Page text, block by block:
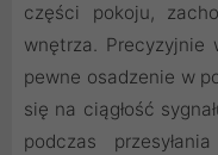
części pokoju,
wnętrza. Precyzyjnie
pewne osadzenie w
się na ciągłość
podczas